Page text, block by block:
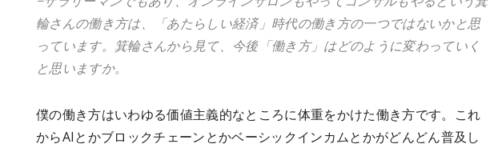
輪さんの働き方は、「あたらしい経済」時代の働き方の一つではないかと思
っています。箕輪さんから見て、今後「働き方」はどのように変わっていく
と思いますか。
僕の働き方はいわゆる価値主義的なところに体重をかけた働き方です。これ
からAIとかブロックチェーンとかベーシックインカムとかがどんどん普及し